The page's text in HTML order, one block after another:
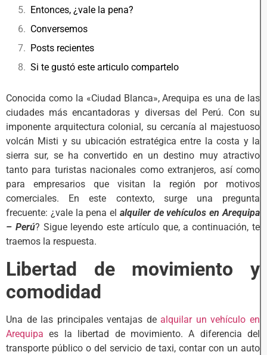
Entonces, ¿vale la pena?
Conversemos
Posts recientes
Si te gustó este articulo compartelo
Conocida como la «Ciudad Blanca», Arequipa es una de las
ciudades más encantadoras y diversas del Perú. Con su
imponente arquitectura colonial, su cercanía al majestuoso
volcán Misti y su ubicación estratégica entre la costa y la
sierra sur, se ha convertido en un destino muy atractivo
tanto para turistas nacionales como extranjeros, así como
para empresarios que visitan la región por motivos
comerciales. En este contexto, surge una pregunta
frecuente: ¿vale la pena el alquiler de vehículos en Arequipa
– Perú? Sigue leyendo este artículo que, a continuación, te
traemos la respuesta.
Libertad de movimiento y
comodidad
Una de las principales ventajas de alquilar un vehículo en
Arequipa es la libertad de movimiento. A diferencia del
transporte público o del servicio de taxi, contar con un auto